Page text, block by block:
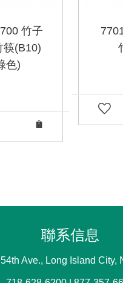
竹子
筷(B10)
色)
聯系信息
Ave., Long Island City,